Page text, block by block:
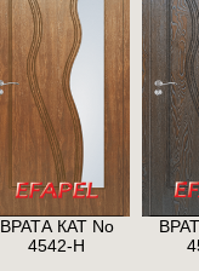
ВРАТА КАТ No
4542-H